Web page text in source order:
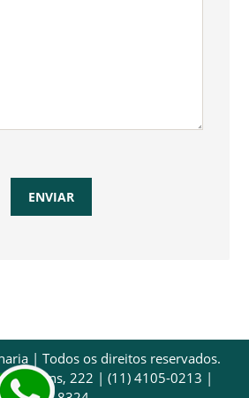
| Todos os direitos reservados.
Martins, 222 | (11) 4105-0213 |